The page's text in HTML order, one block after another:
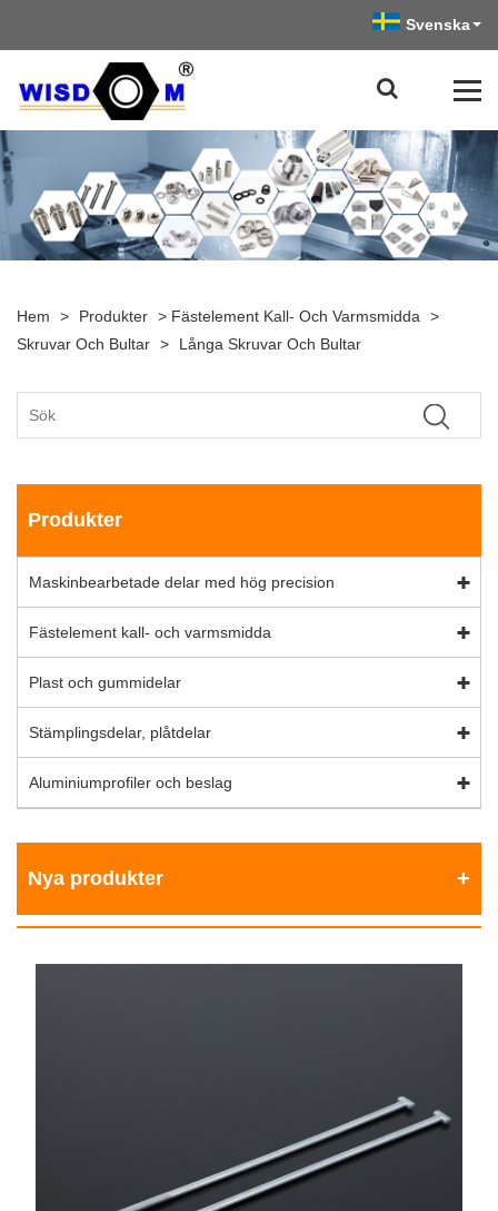
Svenska
Hem > Produkter > Fästelement Kall- Och Varmsmidda
>
Skruvar Och Bultar > Långa Skruvar Och Bultar
Produkter
Maskinbearbetade delar med hög precision
Fästelement kall- och varmsmidda
Plast och gummidelar
Stämplingsdelar, plåtdelar
Aluminiumprofiler och beslag
Nya produkter